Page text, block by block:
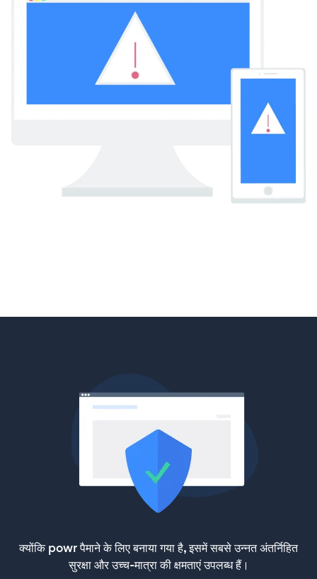
क्योंकि powr पैमाने के लिए बनाया गया है, इसमें सबसे उन्नत अंतर्निहित
सुरक्षा और उच्च-मात्रा की क्षमताएं उपलब्ध हैं।